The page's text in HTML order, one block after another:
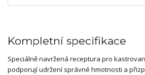
Kompletní specifikace
Speciálně navržená receptura pro
podporují udržení správné hmotnosti a